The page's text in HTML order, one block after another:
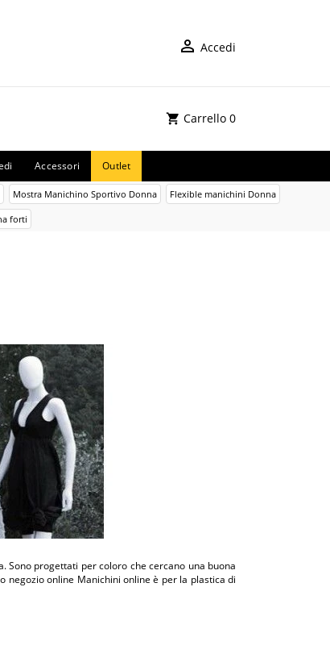
Accedi
Carrello 0
Accessori Outlet
Mostra Manichino Sportivo Donna Flexible manichini Donna
forti
progettati per coloro che cercano una buona
negozio online Manichini online è per la plastica di